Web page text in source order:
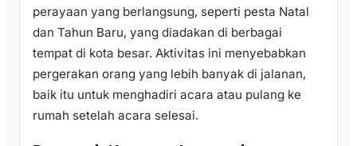
perayaan yang berlangsung, seperti pesta Natal
dan Tahun Baru, yang diadakan di berbagai
tempat di kota besar. Aktivitas ini menyebabkan
pergerakan orang yang lebih banyak di jalanan,
baik itu untuk menghadiri acara atau pulang ke
rumah setelah acara selesai.